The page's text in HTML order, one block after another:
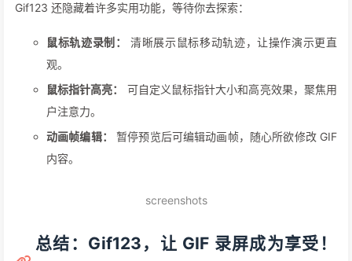
Gif123 还隐藏着许多实用功能，等待你去探索：
鼠标轨迹录制：
清晰展示鼠标移动轨迹，让操作演示更直
观。
鼠标指针高亮：
可自定义鼠标指针大小和高亮效果，聚焦用
户注意力。
动画帧编辑：
暂停预览后可编辑动画帧，随心所欲修改 GIF
内容。
screenshots
总结：Gif123，让 GIF 录屏成为享受！